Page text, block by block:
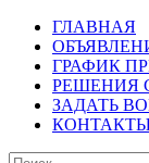
ГЛАВНАЯ
ГРАФИК
РЕШЕНИЯ
ЗАДАТЬ